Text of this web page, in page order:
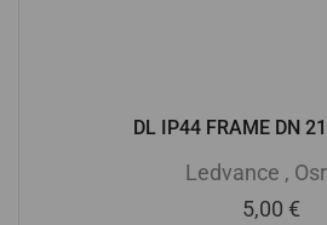
DL IP44 FRAME DN
Ledvance ,
5,00 €